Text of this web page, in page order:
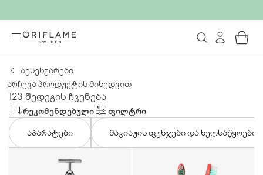
აქსესუარები
არჩევა პროდუქტის მიხედვით
123 შედეგის ჩვენება
ᲠᲔᲙᲝᲛᲔᲜᲓᲔᲑᲣᲚᲘ
ᲤᲘᲚᲢᲠᲘ
აპარატები
მაკიაჟის ფუნჯები და ხელსაწყოები